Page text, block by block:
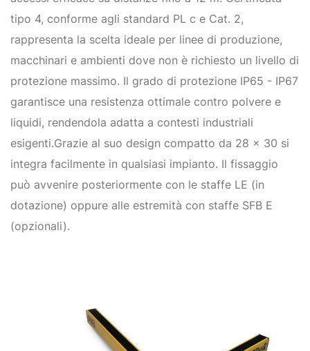
tipo 4, conforme agli standard PL c e Cat. 2,
rappresenta la scelta ideale per linee di produzione,
macchinari e ambienti dove non è richiesto un livello di
protezione massimo. Il grado di protezione IP65 - IP67
garantisce una resistenza ottimale contro polvere e
liquidi, rendendola adatta a contesti industriali
esigenti.Grazie al suo design compatto da 28 x 30 si
integra facilmente in qualsiasi impianto. Il fissaggio
può avvenire posteriormente con le staffe LE (in
dotazione) oppure alle estremità con staffe SFB E
(opzionali).